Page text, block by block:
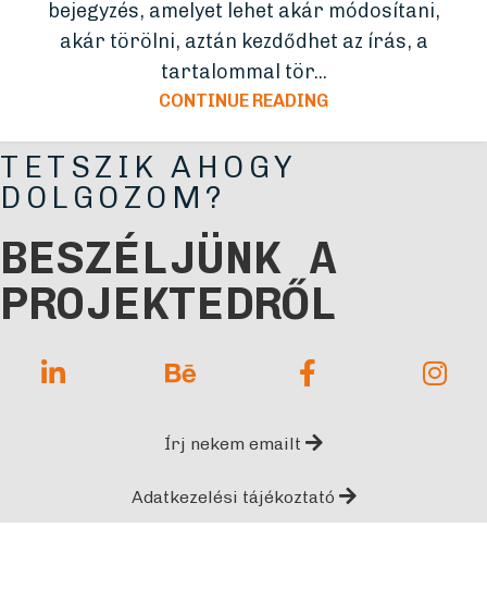
bejegyzés, amelyet lehet akár módosítani,
akár törölni, aztán kezdődhet az írás, a
tartalommal tör...
CONTINUE READING
TETSZIK AHOGY
DOLGOZOM?
BESZÉLJÜNK A
PROJEKTEDRŐL
Adatkezelési tájékoztató
Írj nekem emailt